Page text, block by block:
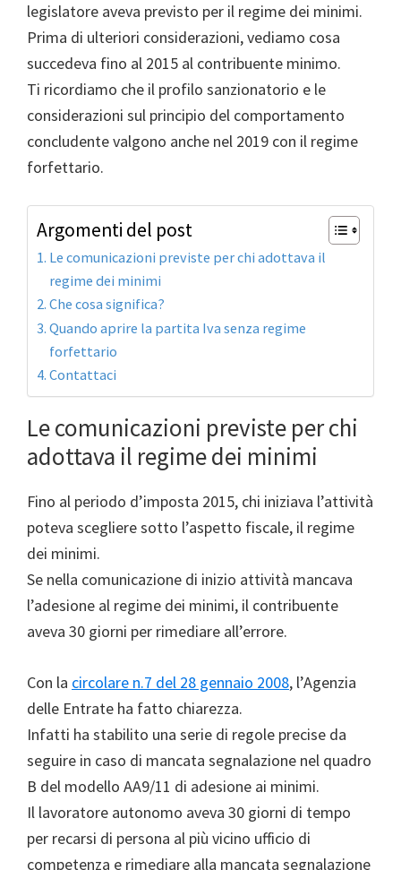
legislatore aveva previsto per il regime dei minimi.
Prima di ulteriori considerazioni, vediamo cosa
succedeva fino al 2015 al contribuente minimo.
Ti ricordiamo che il profilo sanzionatorio e le
considerazioni sul principio del comportamento
concludente valgono anche nel 2019 con il regime
forfettario.
Argomenti del post
Le comunicazioni previste per chi adottava il
regime dei minimi
Che cosa significa?
Quando aprire la partita Iva senza regime
forfettario
Contattaci
Le comunicazioni previste per chi
adottava il regime dei minimi
Fino al periodo d’imposta 2015, chi iniziava l’attività
poteva scegliere sotto l’aspetto fiscale, il regime
dei minimi.
Se nella comunicazione di inizio attività mancava
l’adesione al regime dei minimi, il contribuente
aveva 30 giorni per rimediare all’errore.
Con la circolare n.7 del 28 gennaio 2008, l’Agenzia
delle Entrate ha fatto chiarezza.
Infatti ha stabilito una serie di regole precise da
seguire in caso di mancata segnalazione nel quadro
B del modello AA9/11 di adesione ai minimi.
Il lavoratore autonomo aveva 30 giorni di tempo
per recarsi di persona al più vicino ufficio di
competenza e rimediare alla mancata segnalazione